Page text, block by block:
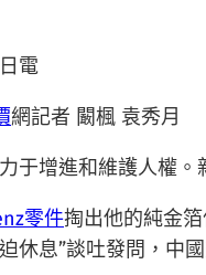
電
網記者 闞楓 袁秀月
于增進和維護人權
零件掏出他的純金
休息”談吐發問，中